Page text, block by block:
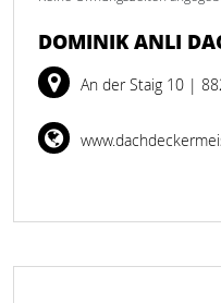
DOMINIK ANLI
An der Staig 10 |